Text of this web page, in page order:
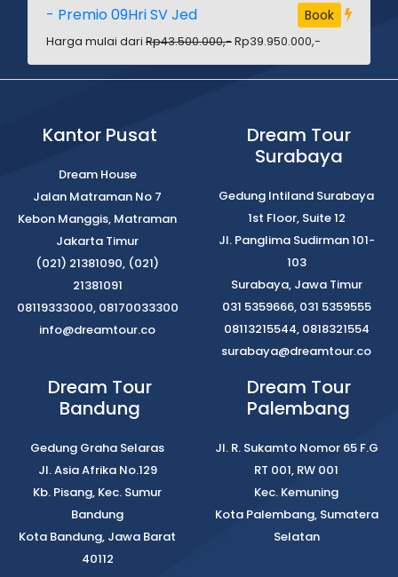
- Premio 09Hri SV Jed Book
Harga mulai dari Rp43.500.000,-Rp39.950.000,-
Kantor Pusat
Dream House
Jalan Matraman No 7
Kebon Manggis, Matraman
Jakarta Timur
(021) 21381090, (021)
21381091
08119333000, 08170033300
info@dreamtour.co
Dream Tour
Surabaya
Gedung Intiland Surabaya
1st Floor, Suite 12
Jl. Panglima Sudirman 101-
103
Surabaya, Jawa Timur
031 5359666, 031 5359555
08113215544, 0818321554
surabaya@dreamtour.co
Dream Tour
Bandung
Gedung Graha Selaras
Jl. Asia Afrika No.129
Kb. Pisang, Kec. Sumur
Bandung
Kota Bandung, Jawa Barat
40112
Dream Tour
Palembang
Jl. R. Sukamto Nomor 65 F.G
RT 001, RW 001
Kec. Kemuning
Kota Palembang, Sumatera
Selatan